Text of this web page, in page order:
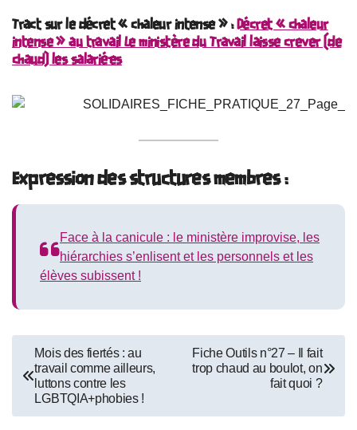
Tract sur le décret « chaleur intense » :Décret « chaleur
intense » au travail Le ministère du Travail laisse crever (de
chaud) les salarié·es
Expression des structures membres :
Face à la canicule : le ministère improvise, les
hiérarchies s’enlisent et les personnels et les
élèves subissent !
Navigation
de
l’article
Mois des fiertés : au
travail comme ailleurs,
luttons contre les
LGBTQIA+phobies !
Fiche Outils n°27 – Il fait
trop chaud au boulot, on
fait quoi ?